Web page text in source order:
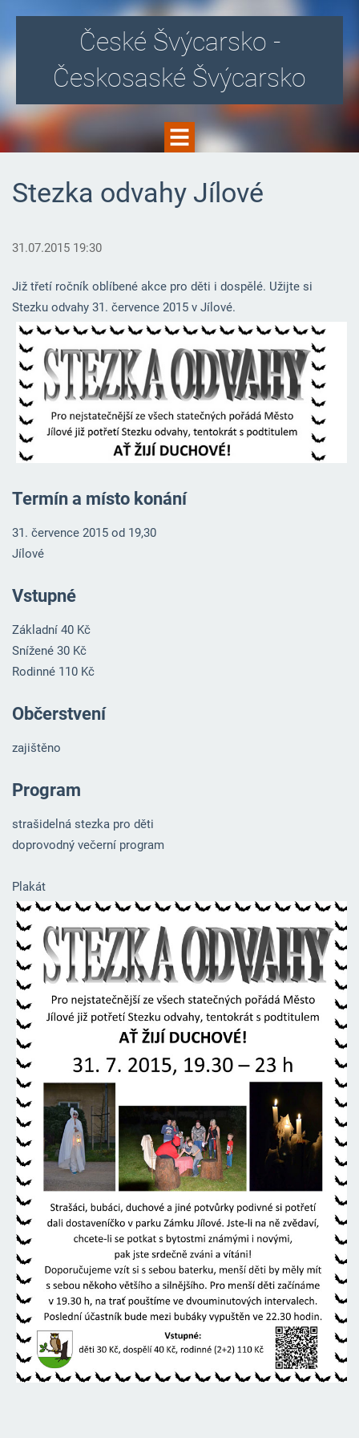
České Švýcarsko -
Českosaské Švýcarsko
Stezka odvahy Jílové
31.07.2015 19:30
Již třetí ročník oblíbené akce pro děti i dospělé. Užijte si
Stezku odvahy 31. července 2015 v Jílové.
Termín a místo konání
31. července 2015 od 19,30
Jílové
Vstupné
Základní 40 Kč
Snížené 30 Kč
Rodinné 110 Kč
Občerstvení
zajištěno
Program
strašidelná stezka pro děti
doprovodný večerní program
Plakát